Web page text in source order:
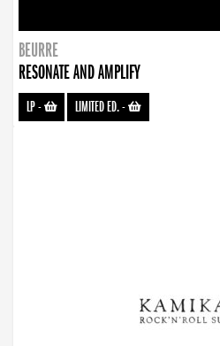
BEURRE
RESONATE AND AMPLIFY
LP- LIMITED ED.-